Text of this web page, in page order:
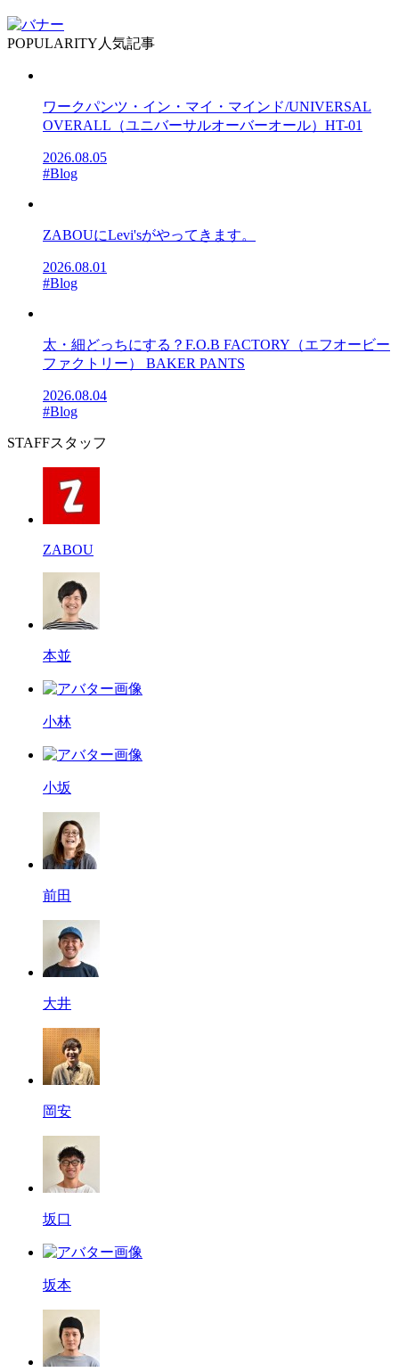
POPULARITY 人気記事
ワークパンツ・イン・マイ・マインド/UNIVERSAL
OVERALL（ユニバーサルオーバーオール）HT-01
2026.08.05
#Blog
ZABOUにLevi'sがやってきます。
2026.08.01
#Blog
太・細どっちにする？F.O.B FACTORY（エフオービー
ファクトリー） BAKER PANTS
2026.08.04
#Blog
STAFFスタッフ
ZABOU
本並
小林
小坂
前田
大井
岡安
坂口
坂本